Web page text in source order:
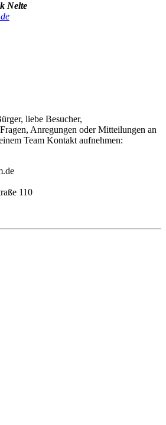
Nelte
liebe Besucher,
Anregungen oder Mitteilungen an
Team Kontakt aufnehmen:
110